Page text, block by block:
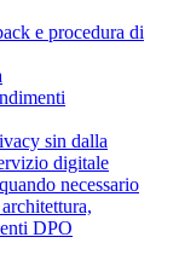
e procedura di
sin dalla
digitale
necessario
DPO